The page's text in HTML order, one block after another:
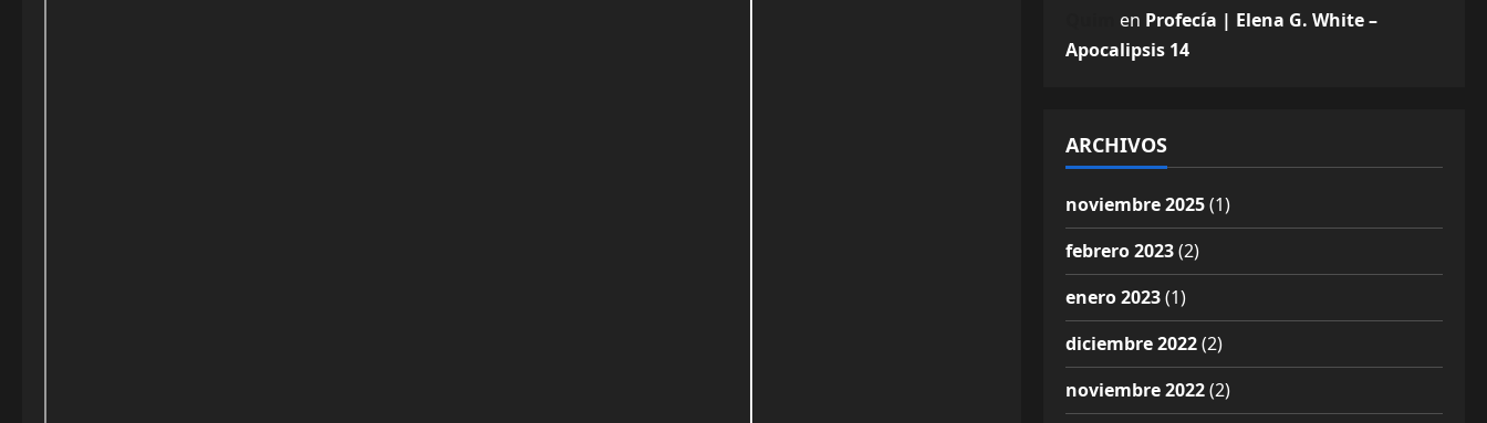
en Profecía | Elena G. White –
Apocalipsis 14
ARCHIVOS
noviembre 2025(1)
febrero 2023(2)
enero 2023(1)
diciembre 2022(2)
noviembre 2022(2)